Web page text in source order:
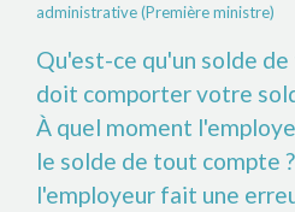
administrative (Première ministre)
Qu'est-ce qu'un solde
doit comporter votre
À quel moment
le solde de tout compte
l'employeur fait une